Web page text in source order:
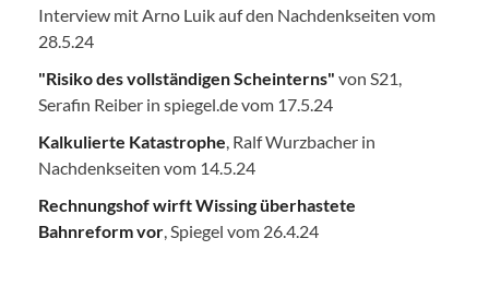
Interview mit Arno Luik auf den Nachdenkseiten vom
28.5.24
"Risiko des vollständigen Scheinterns" von S21,
Serafin Reiber in spiegel.de vom 17.5.24
Kalkulierte Katastrophe , Ralf Wurzbacher in
Nachdenkseiten vom 14.5.24
Rechnungshof wirft Wissing überhastete
Bahnreform vor , Spiegel vom 26.4.24